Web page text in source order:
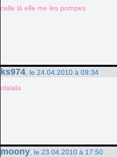
celle là elle me les pompes
ks974 , le 24.04.2010 à 09:34
olalala
moony , le 23.04.2010 à 17:50